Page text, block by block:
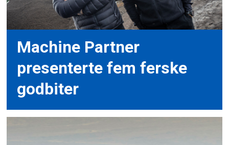
Machine Partner
presenterte fem ferske
godbiter